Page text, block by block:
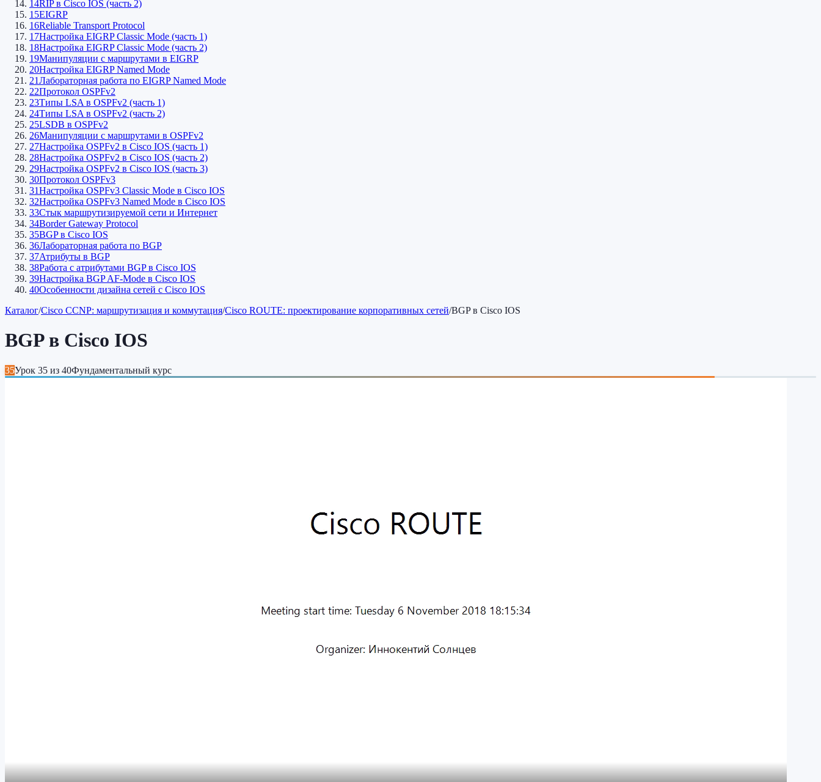
14RIP в Cisco IOS (часть 2)
15EIGRP
16Reliable Transport Protocol
17Настройка EIGRP Classic Mode (часть 1)
18Настройка EIGRP Classic Mode (часть 2)
19Манипуляции с маршрутами в EIGRP
20Настройка EIGRP Named Mode
21Лабораторная работа по EIGRP Named Mode
22Протокол OSPFv2
23Типы LSA в OSPFv2 (часть 1)
24Типы LSA в OSPFv2 (часть 2)
25LSDB в OSPFv2
26Манипуляции с маршрутами в OSPFv2
27Настройка OSPFv2 в Cisco IOS (часть 1)
28Настройка OSPFv2 в Cisco IOS (часть 2)
29Настройка OSPFv2 в Cisco IOS (часть 3)
30Протокол OSPFv3
31Настройка OSPFv3 Classic Mode в Cisco IOS
32Настройка OSPFv3 Named Mode в Cisco IOS
33Стык маршрутизируемой сети и Интернет
34Border Gateway Protocol
35BGP в Cisco IOS
36Лабораторная работа по BGP
37Атрибуты в BGP
38Работа с атрибутами BGP в Cisco IOS
39Настройка BGP AF-Mode в Cisco IOS
40Особенности дизайна сетей c Cisco IOS
Каталог/Cisco CCNP: маршрутизация и коммутация/Cisco ROUTE: проектирование корпоративных сетей/BGP в Cisco IOS
BGP в Cisco IOS
35Урок 35 из 40Фундаментальный курс